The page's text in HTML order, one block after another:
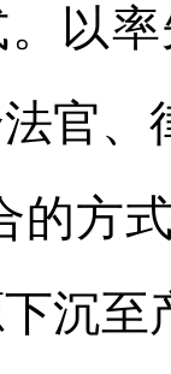
。以
官、
的方
沉至